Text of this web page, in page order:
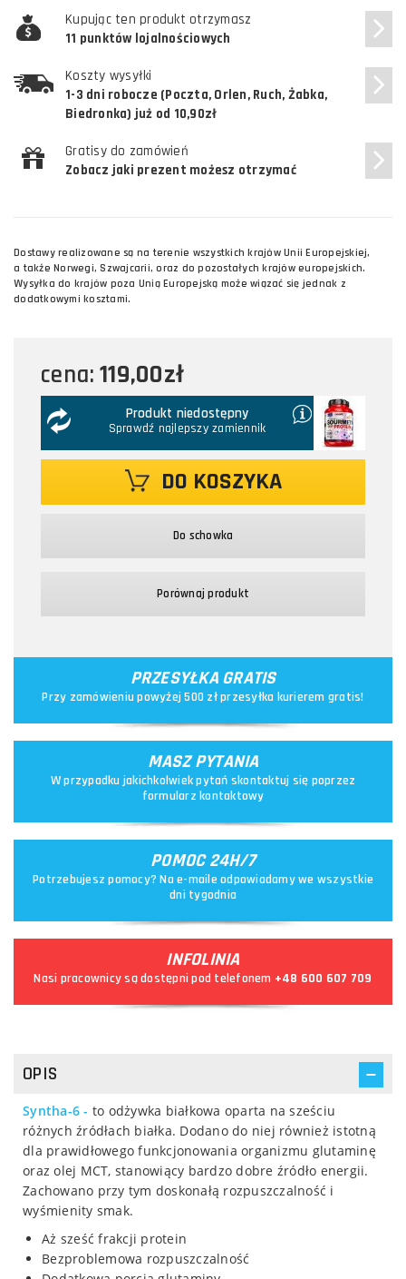
Kupując ten produkt otrzymasz
11 punktów lojalnościowych
Koszty wysyłki
1-3 dni robocze (Poczta, Orlen, Ruch, Żabka,
Biedronka) już od 10,90zł
Gratisy do zamówień
Zobacz jaki prezent możesz otrzymać
Dostawy realizowane są na terenie wszystkich krajów Unii Europejskiej,
a także Norwegi, Szwajcarii, oraz do pozostałych krajów europejskich.
Wysyłka do krajów poza Unią Europejską może wiązać się jednak z
dodatkowymi kosztami.
cena: 119,00zł
Produkt niedostępny
Sprawdź najlepszy zamiennik
DO KOSZYKA
Do schowka
Porównaj produkt
PRZESYŁKA GRATIS
Przy zamówieniu powyżej 500 zł przesyłka kurierem gratis!
MASZ PYTANIA
W przypadku jakichkolwiek pytań skontaktuj się poprzez
formularz kontaktowy
POMOC 24H/7
Potrzebujesz pomocy? Na e-maile odpowiadamy we wszystkie
dni tygodnia
INFOLINIA
Nasi pracownicy są dostępni pod telefonem +48 600 607 709
OPIS
Syntha-6 - to odżywka białkowa oparta na sześciu
różnych źródłach białka. Dodano do niej również istotną
dla prawidłowego funkcjonowania organizmu glutaminę
oraz olej MCT, stanowiący bardzo dobre źródło energii.
Zachowano przy tym doskonałą rozpuszczalność i
wyśmienity smak.
Aż sześć frakcji protein
Bezproblemowa rozpuszczalność